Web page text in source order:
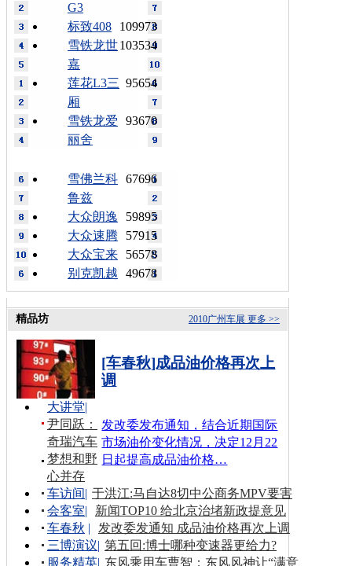
G3
109973
标致408
103534
雪铁龙世
嘉
95654
莲花L3三
厢
93670
雪铁龙爱
丽舍
67696
雪佛兰科
鲁兹
59895
大众朗逸
57915
大众速腾
56578
大众宝来
49678
别克凯越
更多 >>
2010广州车展
精品坊
[车春秋]成品油价格再次上
调
发改委发布通知，结合近期国际
市场油价变化情况，决定12月22
日起提高成品油价格…
大讲堂|
尹同跃：
奇瑞汽车
梦想和野
心并存
车访间| 于洪江:马自达8切中公商务MPV要害
会客室|
新闻TOP10 给北京治堵新政提意见
车春秋 |
发改委发通知 成品油价格再次上调
三博演议| 第五回:博士哪种变速器更给力?
服务精英| 东风乘用车曹智：东风风神让“满意